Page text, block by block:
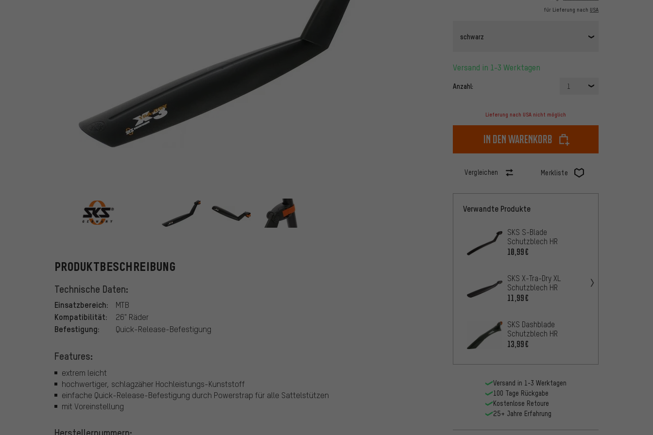
für Lieferung nach USA
schwarz
Versand in 1-3 Werktagen
Anzahl: 1
Lieferung nach USA nicht möglich
In den Warenkorb
Vergleichen Merkliste
PRODUKTBESCHREIBUNG
Technische Daten:
Einsatzbereich: MTB
Kompatibilität: 26" Räder
Befestigung: Quick-Release-Befestigung
Features:
extrem leicht
hochwertiger, schlagzäher Hochleistungs-Kunststoff
einfache Quick-Release-Befestigung durch Powerstrap für alle Sattelstützen
mit Voreinstellung
Herstellernummern:
Verwandte Produkte
SKS S-Blade
Schutzblech HR
10,99€
SKS X-Tra-Dry XL
Schutzblech HR
11,99€
SKS Dashblade
Schutzblech HR
13,99€
Versand in 1-3 Werktagen
100 Tage Rückgabe
Kostenlose Retoure
25+ Jahre Erfahrung